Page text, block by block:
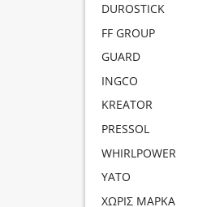
DUROSTICK
FF GROUP
GUARD
INGCO
KREATOR
PRESSOL
WHIRLPOWER
YATO
ΧΩΡΙΣ ΜΑΡΚΑ